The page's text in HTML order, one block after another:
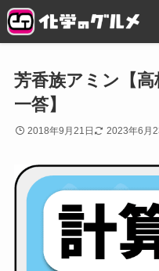
芳香族アミン【高
一答】
2018年9月21日 2023年6月